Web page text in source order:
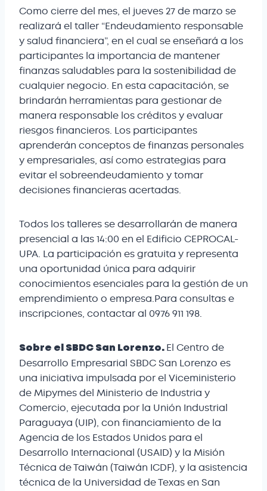
Como cierre del mes, el jueves 27 de marzo se
realizará el taller “Endeudamiento responsable
y salud financiera”, en el cual se enseñará a los
participantes la importancia de mantener
finanzas saludables para la sostenibilidad de
cualquier negocio. En esta capacitación, se
brindarán herramientas para gestionar de
manera responsable los créditos y evaluar
riesgos financieros. Los participantes
aprenderán conceptos de finanzas personales
y empresariales, así como estrategias para
evitar el sobreendeudamiento y tomar
decisiones financieras acertadas.
Todos los talleres se desarrollarán de manera
presencial a las 14:00 en el Edificio CEPROCAL-
UPA. La participación es gratuita y representa
una oportunidad única para adquirir
conocimientos esenciales para la gestión de un
emprendimiento o empresa.Para consultas e
inscripciones, contactar al 0976 911 198.
Sobre el SBDC San Lorenzo. El Centro de
Desarrollo Empresarial SBDC San Lorenzo es
una iniciativa impulsada por el Viceministerio
de Mipymes del Ministerio de Industria y
Comercio, ejecutada por la Unión Industrial
Paraguaya (UIP), con financiamiento de la
Agencia de los Estados Unidos para el
Desarrollo Internacional (USAID) y la Misión
Técnica de Taiwán (Taiwán ICDF), y la asistencia
técnica de la Universidad de Texas en San